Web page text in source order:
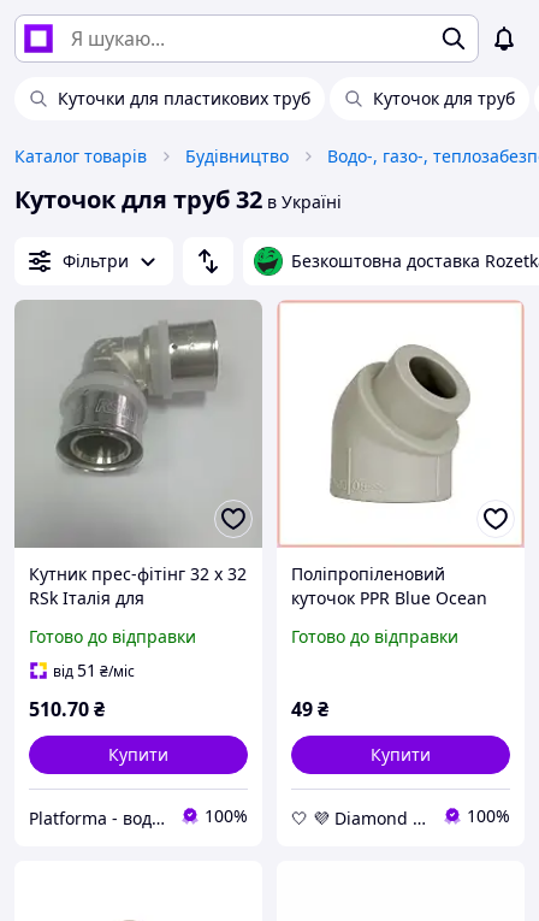
Куточки для пластикових труб Куточок для труб
Каталог товарів Будівництво Водо-, газо-,
Куточок для труб 32 в Україні
Фільтри Безкоштовна доставка
Кутник прес-фітінг 32 х 32
RSk Італія для
Готово до відправки
від51 ₴/міс
510.70₴
Купити
Platforma - водопостачання, опалення та каналізація - обладнання та комплектуючі 100%
Поліпропіленовий
куточок PPR Blue Ocean
для монтажу труб під час
Готово до відправки
49₴
Купити
🤍 💜 Diamond 🤍 💜 100%